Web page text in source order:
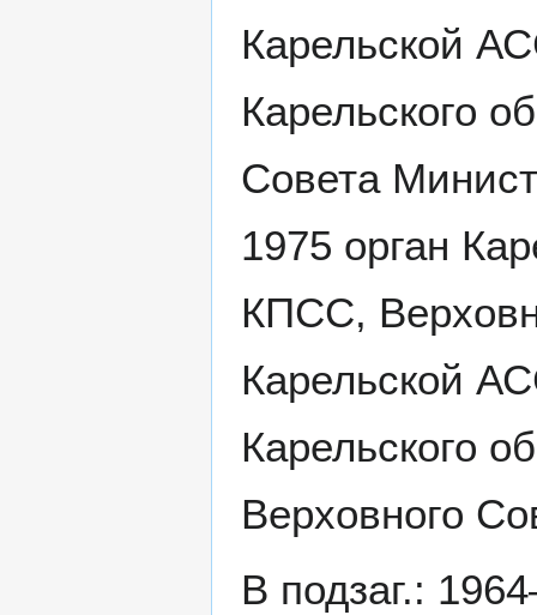
Карельской
Карельского
Совета
1975 орган
КПСС,
Карельской
Карельского
Верховного
В подзаг.: